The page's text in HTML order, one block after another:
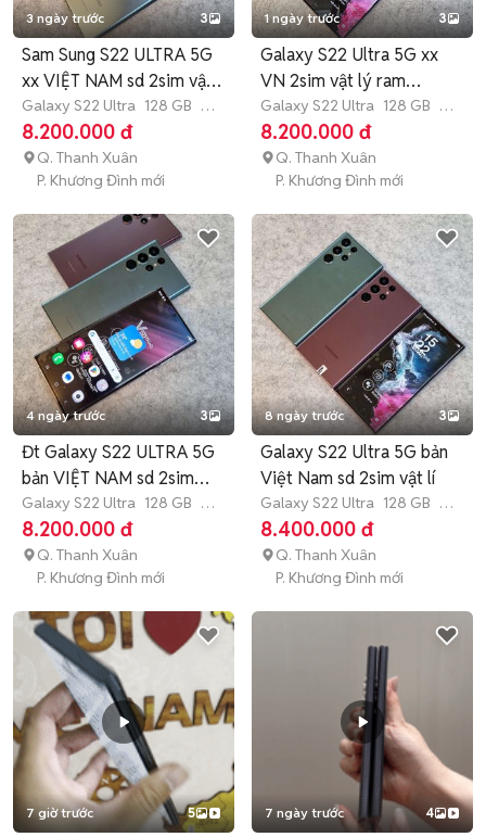
3 ngày trước 3
Sam Sung S22 ULTRA 5G
xx VIỆT NAM sd 2sim vật
lí
Galaxy S22 Ultra 128 GB 3
tháng
8.200.000 đ
Q. Thanh Xuân
P. Khương Đình mới
1 ngày trước 3
Galaxy S22 Ultra 5G xx
VN 2sim vật lý ram
8/128gb
Galaxy S22 Ultra 128 GB 3
tháng
8.200.000 đ
Q. Thanh Xuân
P. Khương Đình mới
4 ngày trước 3
Đt Galaxy S22 ULTRA 5G
bản VIỆT NAM sd 2sim
128gb
Galaxy S22 Ultra 128 GB 3
tháng
8.200.000 đ
Q. Thanh Xuân
P. Khương Đình mới
8 ngày trước 3
Galaxy S22 Ultra 5G bản
Việt Nam sd 2sim vật lí
Galaxy S22 Ultra 128 GB 3
tháng
8.400.000 đ
Q. Thanh Xuân
P. Khương Đình mới
7 giờ trước 5 7 ngày trước 4